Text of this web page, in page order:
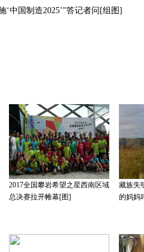
‘中国制造2025’”答记者问[组图]